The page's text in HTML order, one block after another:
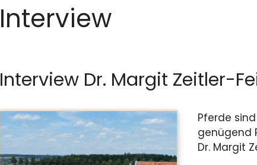
Interview
Interview Dr. Margit Zeitler-
Pferde
genügend
Dr. Margit